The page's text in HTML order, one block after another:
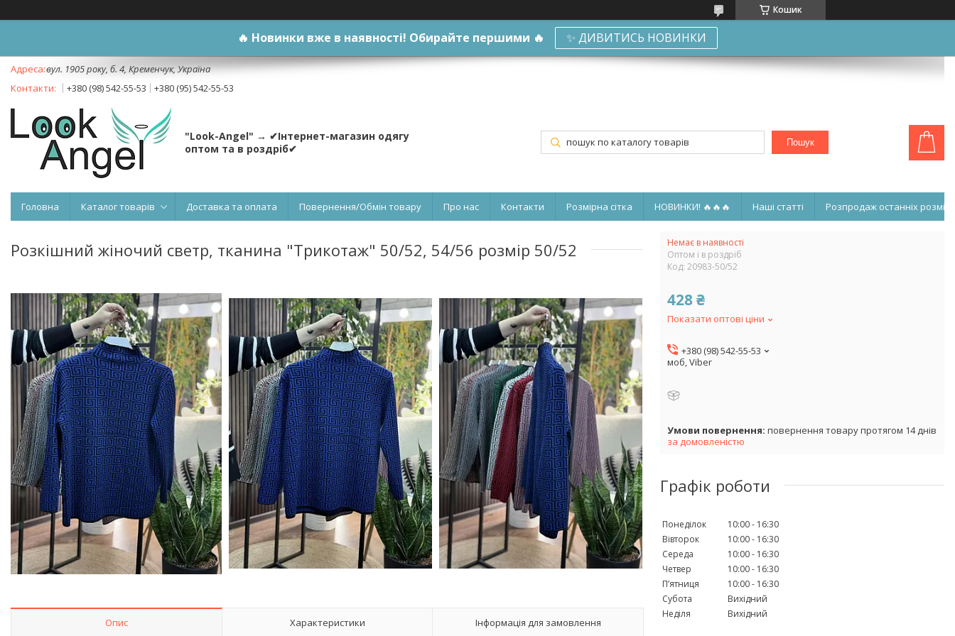
Кошик
🔥 Новинки вже в наявності! Обирайте першими 🔥 ✨ ДИВИТИСЬ НОВИНКИ
вул. 1905 року, б. 4, Кременчук, Україна
+380 (98) 542-55-53
+380 (95) 542-55-53
"Look-Angel" → ✔Інтернет-магазин одягу
оптом та в роздріб✔
Пошук
Головна Каталог товарів Доставка та оплата Повернення/Обмін товару Про нас Контакти Розмірна сітка НОВИНКИ! 🔥🔥🔥 Наші статті Розпродаж останніх
Розкішний жіночий светр, тканина "Трикотаж" 50/52, 54/56 розмір 50/52
Опис Характеристики Інформація для замовлення
Немає в наявності
Оптом і в роздріб
Код: 20983-50/52
428 ₴
Показати оптові ціни
+380 (98) 542-55-53
моб, Viber
повернення товару протягом 14 днів
за домовленістю
Графік роботи
Понеділок 10:00
16:30
Вівторок
10:00
16:30
Середа
10:00
16:30
Четвер
10:00
16:30
Пʼятниця
10:00
16:30
Субота
Вихідний
Неділя
Вихідний